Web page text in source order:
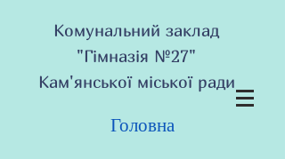
Комунальний заклад
"Гімназія №27"
Кам'янської міської ради
Головна